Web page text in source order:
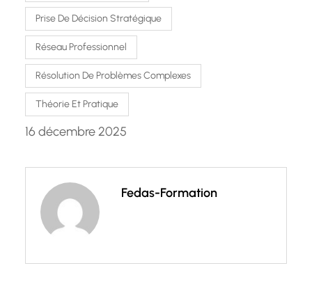
Prise De Décision Stratégique
Réseau Professionnel
Résolution De Problèmes Complexes
Théorie Et Pratique
16 décembre 2025
Fedas-Formation